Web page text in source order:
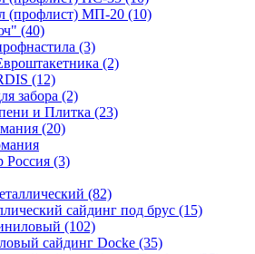
(профлист) МП-20 (10)
(40)
(3)
(2)
(12)
забора (2)
и Плитка (23)
(20)
Россия (3)
(82)
сайдинг под брус (15)
(102)
сайдинг Docke (35)